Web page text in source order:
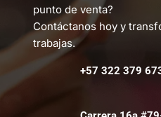
punto de venta?
Contáctanos hoy y
trabajas.
+57 322 379